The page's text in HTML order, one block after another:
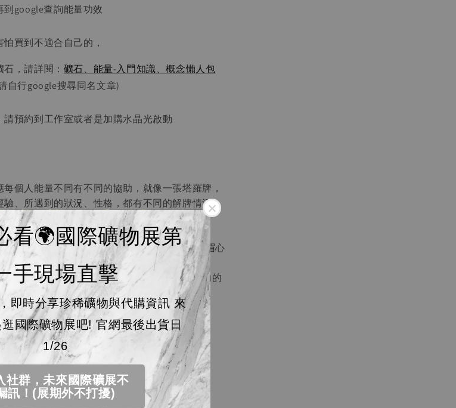
看🌍國際礦物展第
手現場直擊
即時分享珍稀礦物與代購資訊 來
國際礦物展吧! 官網最後出貨日
1/26
社群，未來國際礦展不
訊！(展期外不打擾)
google查詢能量功效
買到不適合自己的，
，請詳閱： 礦石、能量-入門知識、概念懶人包
自行google搜尋同名文章)
預約到工作室或者是加購水晶光啟動
個人能量不同有不同的協助， 就像一張塔羅牌，
、所遇到的狀況、性格，都有不同的解牌情況，
，卻也是很準確的。
的協助，才再啟動。如果不需啟動，依然有能
的統計或是統整的能量協助(例如紫水晶強化眉心
此可以自行查google。
範圍，加購啟動我也會在寄出時附上能量協助的
串已包含、不需再加購)
、擺飾、創作販售不強迫啟動，若是因看中能
動)